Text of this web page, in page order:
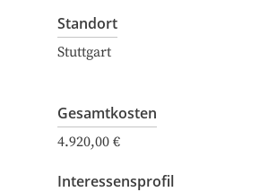
Standort
Stuttgart
Gesamtkosten
4.920,00 €
Interessensprofil